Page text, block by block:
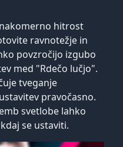
hitrost
ravnotežje in
povzročijo izgubo
med "Rdečo lučjo".
tveganje
pravočasno.
svetlobe lahko
se ustaviti.